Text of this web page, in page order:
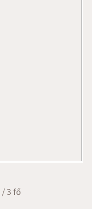
3 fő